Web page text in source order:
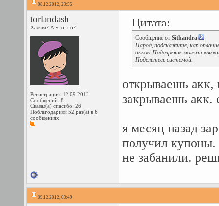
08.12.2012, 23:55
torlandash
Халява? А что это?
Регистрация: 12.09.2012
Сообщений: 8
Сказал(а) спасибо: 26
Поблагодарили 52 раз(а) в 6
сообщениях
Цитата:
Сообщение от Sithandra
Народ, подскажите, как
акков. Подозрение может
Поделитесь системой.
открываешь
закрываешь акк.
я месяц назад
получил купоны.
не забанили.
09.12.2012, 03:49